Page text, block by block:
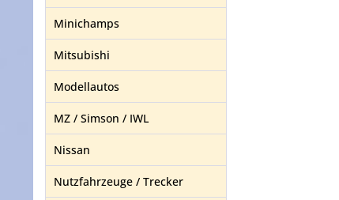
Minichamps
Mitsubishi
Modellautos
MZ / Simson / IWL
Nissan
Nutzfahrzeuge / Trecker